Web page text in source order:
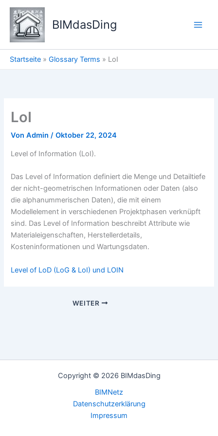
Zum
Inhalt
springen
BIMdasDing
Startseite » Glossary Terms » LoI
LoI
VonAdmin/Oktober 22, 2024
Level of Information (LoI).
Das Level of Information definiert die Menge und Detailtiefe
der nicht-geometrischen Informationen oder Daten (also
die alphanummerischen Daten), die mit einem
Modellelement in verschiedenen Projektphasen verknüpft
sind. Das Level of Information beschreibt Attribute wie
Materialeigenschaften, Herstellerdetails,
Kosteninformationen und Wartungsdaten.
Level of LoD (LoG & LoI) und LOIN
WEITER
Copyright © 2026 BIMdasDing
BIMNetz
Datenschutzerklärung
Impressum